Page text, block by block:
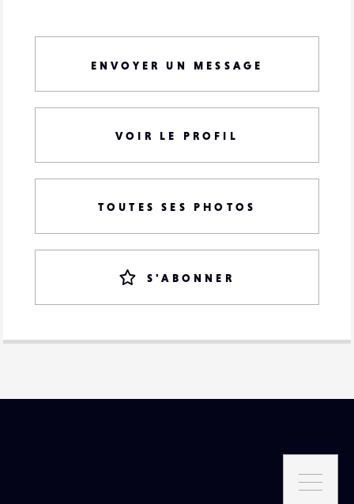
ENVOYER UN MESSAGE
VOIR LE PROFIL
TOUTES SES PHOTOS
S'ABONNER